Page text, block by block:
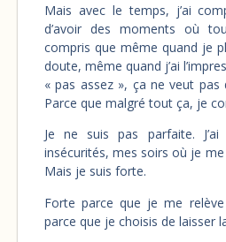
Mais avec le temps, j’ai
d’avoir des moments où
compris que même quand je
doute, même quand j’ai
« pas assez », ça ne veut
Parce que malgré tout ça, je
Je ne suis pas parfaite.
insécurités, mes soirs où je
Mais je suis forte.
Forte parce que je me
parce que je choisis de laisser